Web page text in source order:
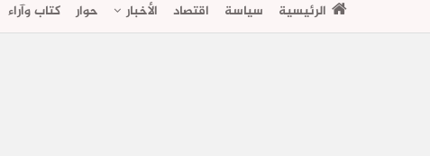
الرئيسية سياسة اقتصاد الأخبار حوار كتاب وآراء